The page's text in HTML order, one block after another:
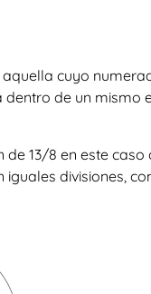
aquella cuyo
de un mismo
de 13/8 en este caso
divisiones,